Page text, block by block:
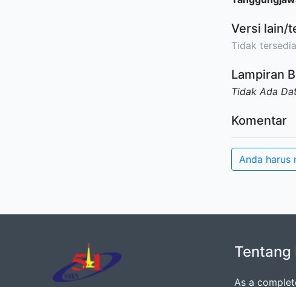
Versi lain/
Tidak
Lampiran
Tidak Ada
Komentar
Anda harus
Tentang
As a